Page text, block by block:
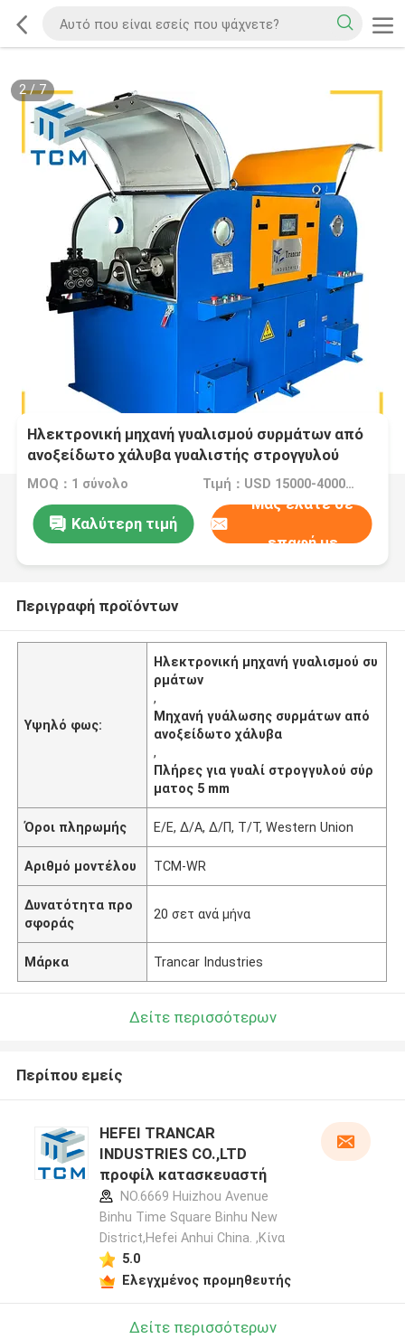
2/7
Ηλεκτρονική μηχανή γυαλισμού συρμάτων από
ανοξείδωτο χάλυβα γυαλιστής στρογγυλού
συρμού 1 - 5mm
MOQ：1 σύνολο Τιμή：USD 15000-40000 Dollar per set
Καλύτερη τιμή
Μας ελάτε σε
επαφή με
Περιγραφή προϊόντων
Υψηλό φως:
Ηλεκτρονική μηχανή γυαλισμού συ
ρμάτων
,
Μηχανή γυάλωσης συρμάτων από
ανοξείδωτο χάλυβα
,
Πλήρες για γυαλί στρογγυλού σύρ
ματος 5 mm
Όροι πληρωμής Ε/Ε, Δ/Α, Δ/Π, Τ/Τ, Western Union
Αριθμό μοντέλου TCM-WR
Δυνατότητα προ
σφοράς
20 σετ ανά μήνα
Μάρκα Trancar Industries
Δείτε περισσότερων
Περίπου εμείς
HEFEI TRANCAR
INDUSTRIES CO.,LTD
προφίλ κατασκευαστή
NO.6669 Huizhou Avenue
Binhu Time Square Binhu New
District,Hefei Anhui China. ,Κίνα
5.0
Ελεγχμένος προμηθευτής
Δείτε περισσότερων